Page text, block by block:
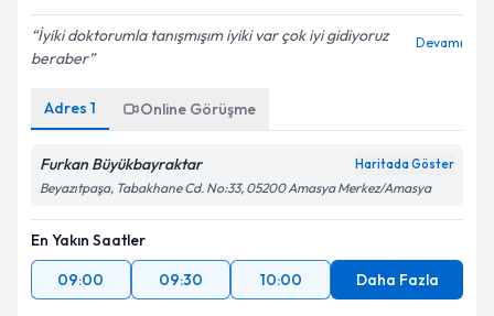
İyiki doktorumla tanışmışım iyiki var çok iyi gidiyoruz
beraber
Devamı
Adres 1 Online Görüşme
Furkan Büyükbayraktar Haritada Göster
Beyazıtpaşa, Tabakhane Cd. No:33, 05200 Amasya Merkez/Amasya
En Yakın Saatler
09:00
09:30 10:00 Daha Fazla